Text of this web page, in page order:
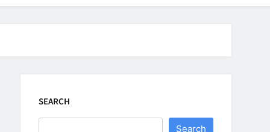
SEARCH
Search